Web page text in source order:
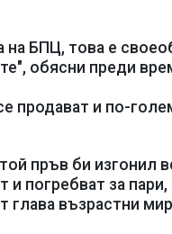
БПЦ, това е
обясни преди
продават и по-
пръв би изгонил
погребват за
глава възрастни